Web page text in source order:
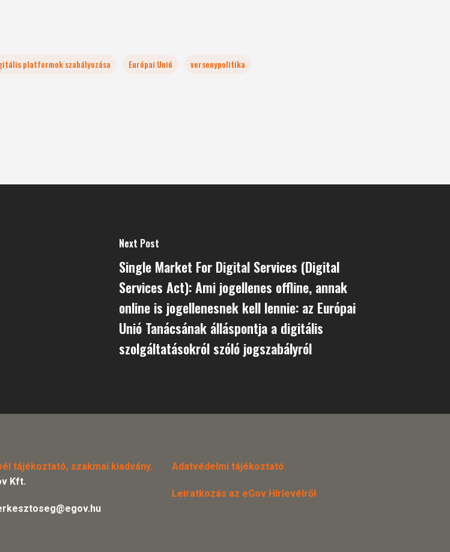
platformok szabályozása Európai Unió versenypolitika
Next Post
Single Market For Digital Services (Digital
Services Act): Ami jogellenes offline, annak
online is jogellenesnek kell lennie: az Európai
Unió Tanácsának álláspontja a digitális
szolgáltatásokról szóló jogszabályról
tájékoztató, szakmai kiadvány.
Kft.
Adatvédelmi tájékoztató
Leiratkozás az eGov Hírlevélről